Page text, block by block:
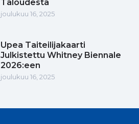
Taloudesta
joulukuu 16, 2025
Upea Taiteilijakaarti
Julkistettu Whitney Biennale
2026:een
joulukuu 16, 2025